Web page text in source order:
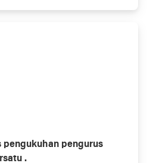
( DPR ) dan Dewan
pengukuhan pengurus
.